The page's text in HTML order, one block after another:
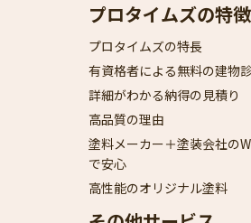
プロタイムズの特徴
プロタイムズの特長
有資格者による無料の建物
詳細がわかる納得の見積り
高品質の理由
塗料メーカー＋塗装会社の
で安心
高性能のオリジナル塗料